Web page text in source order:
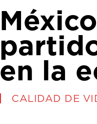
en la
CALIDAD DE